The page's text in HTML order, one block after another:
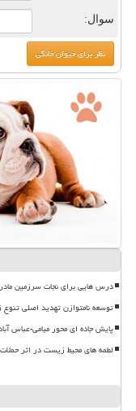
سوال:
درس هایی برای نجات سرزمین
توسعه نامتوازن تهدید اصلی
پایش جاده ای محور میامی-عباس
لطمه های محیط زیست در اثر